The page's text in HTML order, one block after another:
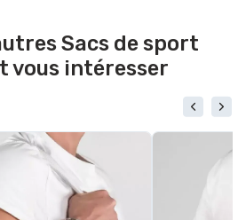
Sacs de sport
vous intéresser